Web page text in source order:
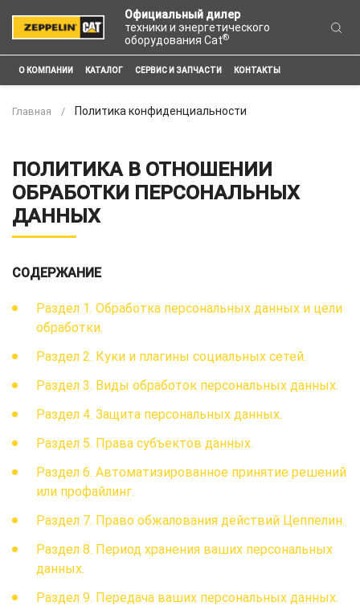
Официальный дилер
техники и энергетического
оборудования Cat®
О КОМПАНИИ КАТАЛОГ СЕРВИС И ЗАПЧАСТИ КОНТАКТЫ
Главная Политика конфиденциальности
ПОЛИТИКА В ОТНОШЕНИИ
ОБРАБОТКИ ПЕРСОНАЛЬНЫХ
ДАННЫХ
СОДЕРЖАНИЕ
Раздел 1. Обработка персональных данных и цели
обработки.
Раздел 2. Куки и плагины социальных сетей.
Раздел 3. Виды обработок персональных данных.
Раздел 4. Защита персональных данных.
Раздел 5. Права субъектов данных.
Раздел 6. Автоматизированное принятие решений
или профайлинг.
Раздел 7. Право обжалования действий Цеппелин.
Раздел 8. Период хранения ваших персональных
данных.
Раздел 9. Передача ваших персональных данных.